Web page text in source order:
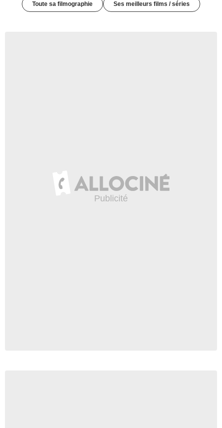
Toute sa filmographie Ses meilleurs films / séries